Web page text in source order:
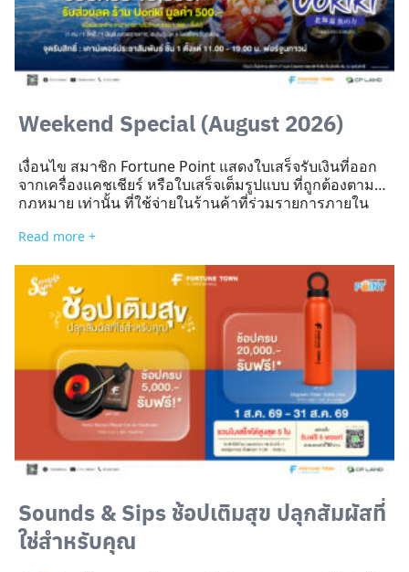
Search
for:
Weekend Special (August 2026)
เงื่อนไข สมาชิก Fortune Point แสดงใบเสร็จรับเงินที่ออก
จากเครื่องแคชเชียร์ หรือใบเสร็จเต็มรูปแบบ ที่ถูกต้องตาม
กฎหมาย เท่านั้น ที่ใช้จ่ายในร้านค้าที่ร่วมรายการภายใน
สินค้ารวมมูลค่า 15,000 บาท (ตามยอดชำระจริง) รับฟรี
รวมจำนวน 55 สิทธิ์ ตลอดรายการ สงวนสิทธิ์สำหรับใบเสร็จ
เขียนมือ, สำเนาใบเสร็จ, ใบเสร็จ Copy, ใบเสร็จ Reprint, ใบ
วางบิล, ใบ Preview รายการ, บิลเงินสด ไม่เข้าร่วมทุกกรณี
สามารถสะสมใบเสร็จได้สูงสุด 5 ใบ และใบเสร็จรับเงินใช้ได้
วันต่อวันเท่านั้น สามารถใช้สิทธิ์ได้ 1 คน/1 สิทธิ์/1 บัญชี
ตลอดรายการ ใบเสร็จที่นำมาแลกของสมนาคุณอย่างใด
อย่างหนึ่งแล้ว ไม่สามารถนำมาแลกของรางวัลในรายการ
อื่นได้อีก สามารถร่วมกิจกรรมได้ตั้งแต่วันที่ […]
Read more +
Sounds & Sips ช้อปเติมสุข ปลุกสัมผัสที่
ใช่สำหรับคุณ